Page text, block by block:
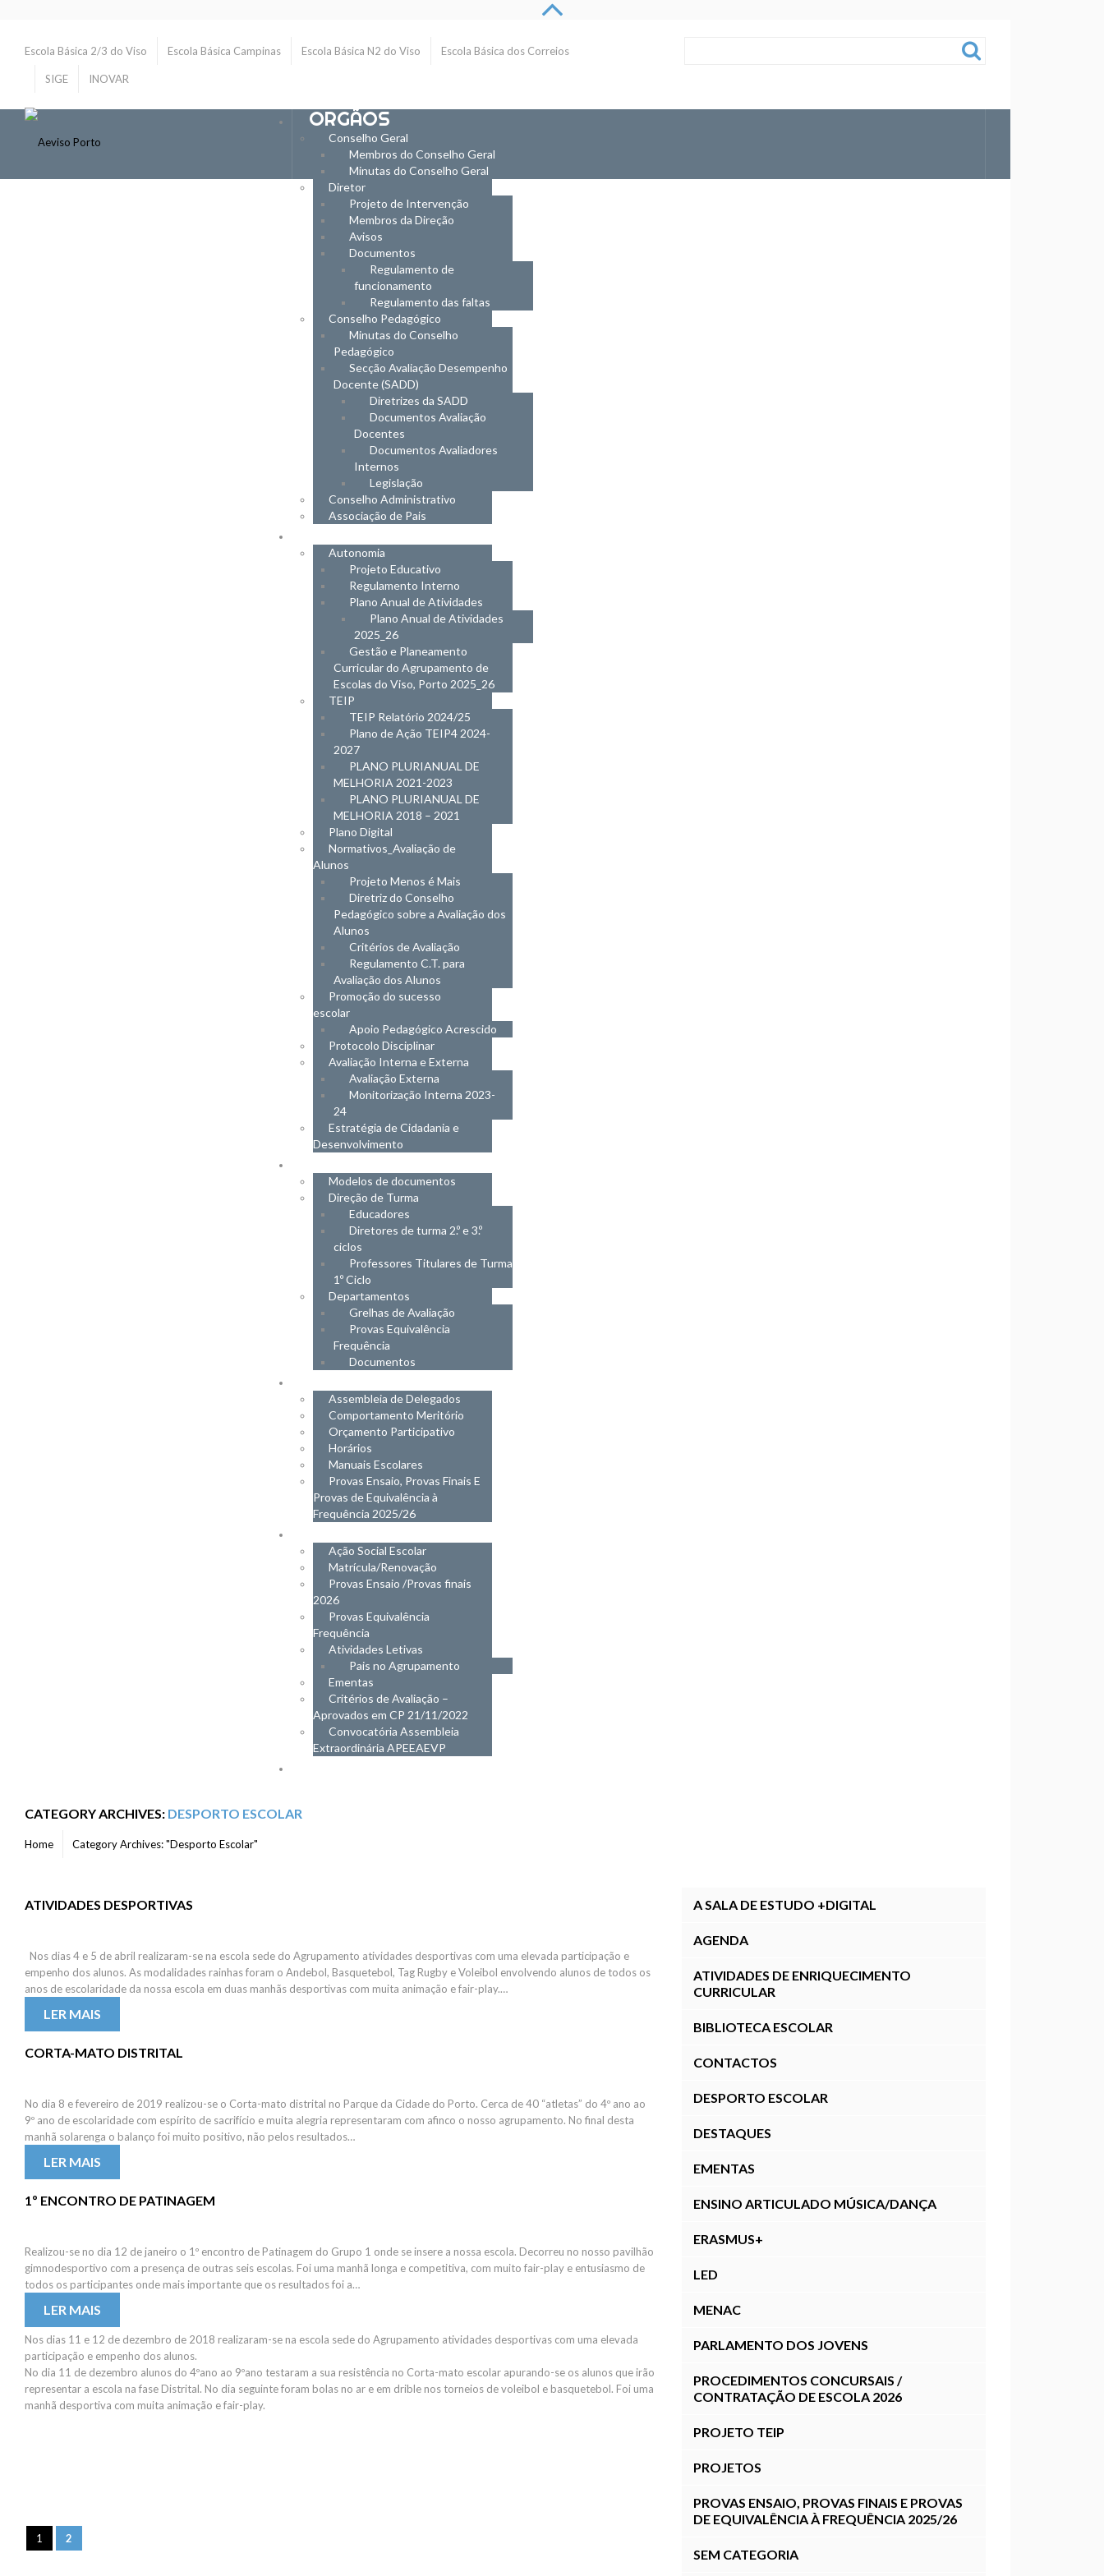
Escola Básica 2/3 do Viso Escola Básica Campinas Escola Básica N2 do Viso Escola Básica dos Correios
SIGE INOVAR
ORGÃOS
Conselho Geral
Membros do Conselho Geral
Minutas do Conselho Geral
Diretor
Projeto de Intervenção
Membros da Direção
Avisos
Documentos
Regulamento de
funcionamento
Regulamento das faltas
Conselho Pedagógico
Minutas do Conselho
Pedagógico
Secção Avaliação Desempenho
Docente (SADD)
Diretrizes da SADD
Documentos Avaliação
Docentes
Documentos Avaliadores
Internos
Legislação
Conselho Administrativo
Associação de Pais
Autonomia
Projeto Educativo
Regulamento Interno
Plano Anual de Atividades
Plano Anual de Atividades
2025_26
Gestão e Planeamento
Curricular do Agrupamento de
Escolas do Viso, Porto 2025_26
TEIP
TEIP Relatório 2024/25
Plano de Ação TEIP4 2024-
2027
PLANO PLURIANUAL DE
MELHORIA 2021-2023
PLANO PLURIANUAL DE
MELHORIA 2018 – 2021
Plano Digital
Normativos_Avaliação de
Alunos
Projeto Menos é Mais
Diretriz do Conselho
Pedagógico sobre a Avaliação dos
Alunos
Critérios de Avaliação
Regulamento C.T. para
Avaliação dos Alunos
Promoção do sucesso
escolar
Apoio Pedagógico Acrescido
Protocolo Disciplinar
Avaliação Interna e Externa
Avaliação Externa
Monitorização Interna 2023-
24
Estratégia de Cidadania e
Desenvolvimento
Modelos de documentos
Direção de Turma
Educadores
Diretores de turma 2.º e 3.º
ciclos
Professores Titulares de Turma
1º Ciclo
Departamentos
Grelhas de Avaliação
Provas Equivalência
Frequência
Documentos
Assembleia de Delegados
Comportamento Meritório
Orçamento Participativo
Horários
Manuais Escolares
Provas Ensaio, Provas Finais E
Provas de Equivalência à
Frequência 2025/26
Ação Social Escolar
Matrícula/Renovação
Provas Ensaio /Provas finais
2026
Provas Equivalência
Frequência
Atividades Letivas
Pais no Agrupamento
Ementas
Critérios de Avaliação –
Aprovados em CP 21/11/2022
Convocatória Assembleia
Extraordinária APEEAEVP
CATEGORY ARCHIVES: DESPORTO ESCOLAR
Home Category Archives: "Desporto Escolar"
ATIVIDADES DESPORTIVAS
Nos dias 4 e 5 de abril realizaram-se na escola sede do Agrupamento atividades desportivas com uma elevada participação e
empenho dos alunos. As modalidades rainhas foram o Andebol, Basquetebol, Tag Rugby e Voleibol envolvendo alunos de todos os
anos de escolaridade da nossa escola em duas manhãs desportivas com muita animação e fair-play.…
LER MAIS
CORTA-MATO DISTRITAL
No dia 8 e fevereiro de 2019 realizou-se o Corta-mato distrital no Parque da Cidade do Porto. Cerca de 40 “atletas” do 4º ano ao
9º ano de escolaridade com espírito de sacrifício e muita alegria representaram com afinco o nosso agrupamento. No final desta
manhã solarenga o balanço foi muito positivo, não pelos resultados…
LER MAIS
1º ENCONTRO DE PATINAGEM
Realizou-se no dia 12 de janeiro o 1º encontro de Patinagem do Grupo 1 onde se insere a nossa escola. Decorreu no nosso pavilhão
gimnodesportivo com a presença de outras seis escolas. Foi uma manhã longa e competitiva, com muito fair-play e entusiasmo de
todos os participantes onde mais importante que os resultados foi a…
LER MAIS
Nos dias 11 e 12 de dezembro de 2018 realizaram-se na escola sede do Agrupamento atividades desportivas com uma elevada
participação e empenho dos alunos.
No dia 11 de dezembro alunos do 4ºano ao 9ºano testaram a sua resistência no Corta-mato escolar apurando-se os alunos que irão
representar a escola na fase Distrital. No dia seguinte foram bolas no ar e em drible nos torneios de voleibol e basquetebol. Foi uma
manhã desportiva com muita animação e fair-play.
1 2
A SALA DE ESTUDO +DIGITAL
AGENDA
ATIVIDADES DE ENRIQUECIMENTO
CURRICULAR
BIBLIOTECA ESCOLAR
CONTACTOS
DESPORTO ESCOLAR
DESTAQUES
EMENTAS
ENSINO ARTICULADO MÚSICA/DANÇA
ERASMUS+
LED
MENAC
PARLAMENTO DOS JOVENS
PROCEDIMENTOS CONCURSAIS /
CONTRATAÇÃO DE ESCOLA 2026
PROJETO TEIP
PROJETOS
PROVAS ENSAIO, PROVAS FINAIS E PROVAS
DE EQUIVALÊNCIA À FREQUÊNCIA 2025/26
SEM CATEGORIA